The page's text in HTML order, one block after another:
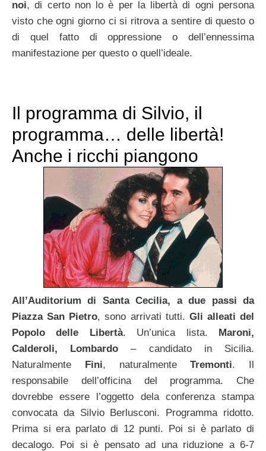
noi, di certo non lo è per la libertà di ogni persona
visto che ogni giorno ci si ritrova a sentire di questo o
di quel fatto di oppressione o dell’ennessima
manifestazione per questo o quell’ideale.
Il programma di Silvio, il
programma… delle libertà!
Anche i ricchi piangono
All’Auditorium di Santa Cecilia, a due passi da
Piazza San Pietro, sono arrivati tutti. Gli alleati del
Popolo delle Libertà. Un’unica lista. Maroni,
Calderoli, Lombardo – candidato in Sicilia.
Naturalmente Fini, naturalmenteTremonti. Il
responsabile dell’officina del programma. Che
dovrebbe essere l’oggetto dela conferenza stampa
convocata da Silvio Berlusconi. Programma ridotto.
Prima si era parlato di 12 punti. Poi si è parlato di
decalogo. Poi si è pensato ad una riduzione a 6-7